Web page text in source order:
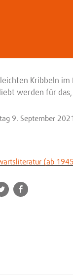
Kribbeln
werden für
9. September 2021
(ab
t
f